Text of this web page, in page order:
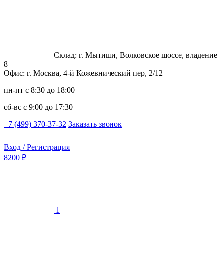
Склад: г. Мытищи, Волковское шоссе, владение
8
Офис: г. Москва, 4-й Кожевнический пер, 2/12
пн-пт с 8:30 до 18:00
сб-вс с 9:00 до 17:30
+7 (499) 370-37-32 Заказать звонок
Вход / Регистрация
8200 ₽
1